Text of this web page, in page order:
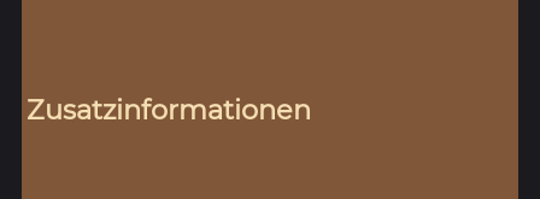
Zusatzinformationen